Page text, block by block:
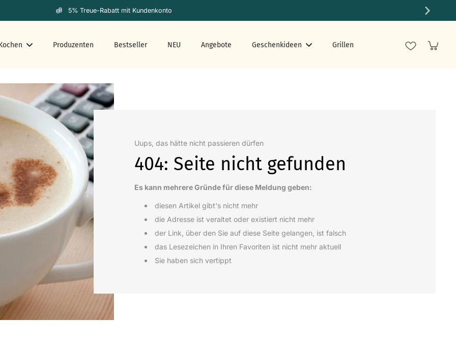
5% Treue-Rabatt mit Kundenkonto
Produzenten Bestseller NEU Angebote Geschenkideen Grillen
Uups, das hätte nicht passieren dürfen
404: Seite nicht gefunden
Es kann mehrere Gründe für diese Meldung geben:
diesen Artikel gibt's nicht mehr
die Adresse ist veraltet oder existiert nicht mehr
der Link, über den Sie auf diese Seite gelangen, ist falsch
das Lesezeichen in Ihren Favoriten ist nicht mehr aktuell
Sie haben sich vertippt